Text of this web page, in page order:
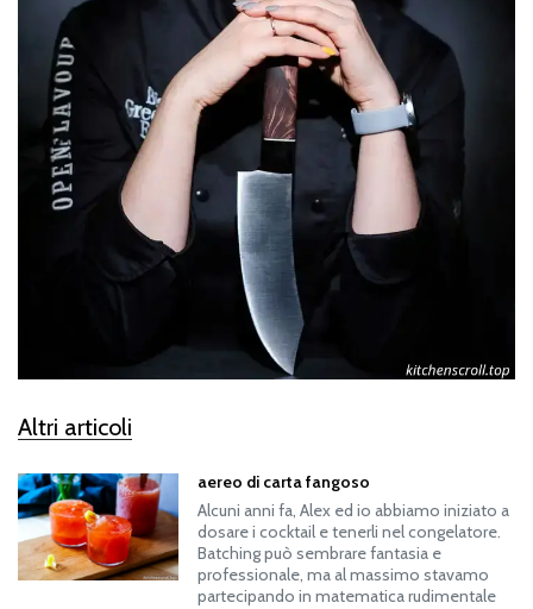
Altri articoli
aereo di carta fangoso
Alcuni anni fa, Alex ed io abbiamo iniziato a
dosare i cocktail e tenerli nel congelatore.
Batching può sembrare fantasia e
professionale, ma al massimo stavamo
partecipando in matematica rudimentale